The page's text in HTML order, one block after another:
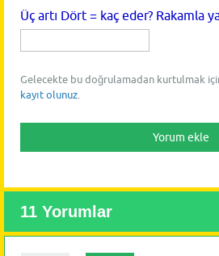
Üç artı Dört = kaç eder? Rakamla
Gelecekte bu doğrulamadan kurtulmak
kayıt olunuz.
11 Yorumlar